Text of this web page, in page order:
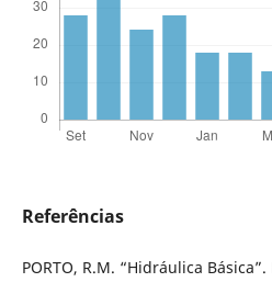
Referências
PORTO, R.M. “Hidráulica Básica”.